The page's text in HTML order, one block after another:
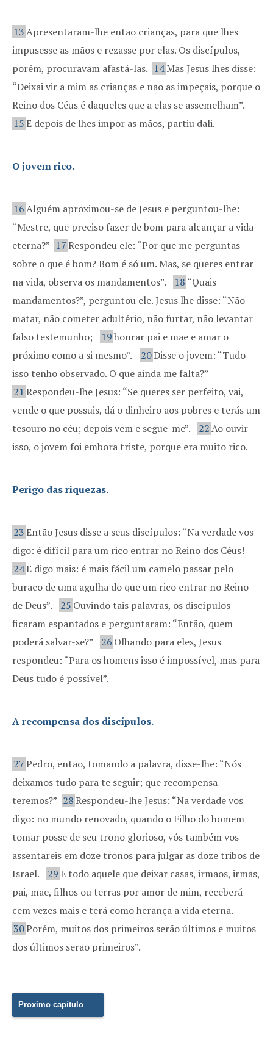
13Apresentaram-lhe então crianças, para que lhes
impusesse as mãos e rezasse por elas. Os discípulos,
porém, procuravam afastá-las. 14Mas Jesus lhes disse:
“Deixai vir a mim as crianças e não as impeçais, porque o
Reino dos Céus é daqueles que a elas se assemelham”.
15E depois de lhes impor as mãos, partiu dali.
O jovem rico.
16Alguém aproximou-se de Jesus e perguntou-lhe:
“Mestre, que preciso fazer de bom para alcançar a vida
eterna?” 17Respondeu ele: “Por que me perguntas
sobre o que é bom? Bom é só um. Mas, se queres entrar
na vida, observa os mandamentos”.
18 “Quais
mandamentos?”, perguntou ele. Jesus lhe disse: “Não
matar, não cometer adultério, não furtar, não levantar
falso testemunho;
19honrar pai e mãe e amar o
próximo como a si mesmo”.
20Disse o jovem: “Tudo
isso tenho observado. O que ainda me falta?”
21 Respondeu-lhe Jesus: “Se queres ser perfeito, vai,
vende o que possuis, dá o dinheiro aos pobres e terás um
tesouro no céu; depois vem e segue-me”.
22Ao ouvir
isso, o jovem foi embora triste, porque era muito rico.
Perigo das riquezas.
23Então Jesus disse a seus discípulos: “Na verdade vos
digo: é difícil para um rico entrar no Reino dos Céus!
24E digo mais: é mais fácil um camelo passar pelo
buraco de uma agulha do que um rico entrar no Reino
de Deus”.
25 Ouvindo tais palavras, os discípulos
ficaram espantados e perguntaram: “Então, quem
poderá salvar-se?”
26 Olhando para eles, Jesus
respondeu: “Para os homens isso é impossível, mas para
Deus tudo é possível”.
A recompensa dos discípulos.
27Pedro, então, tomando a palavra, disse-lhe: “Nós
deixamos tudo para te seguir; que recompensa
teremos?” 28Respondeu-lhe Jesus: “Na verdade vos
digo: no mundo renovado, quando o Filho do homem
tomar posse de seu trono glorioso, vós também vos
assentareis em doze tronos para julgar as doze tribos de
Israel.
29E todo aquele que deixar casas, irmãos, irmãs,
pai, mãe, filhos ou terras por amor de mim, receberá
cem vezes mais e terá como herança a vida eterna.
30Porém, muitos dos primeiros serão últimos e muitos
dos últimos serão primeiros”.
Proximo capítulo